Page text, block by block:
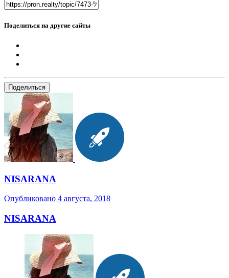
Поделиться на другие сайты
Поделиться
NISARANA
Опубликовано 4 августа, 2018
NISARANA